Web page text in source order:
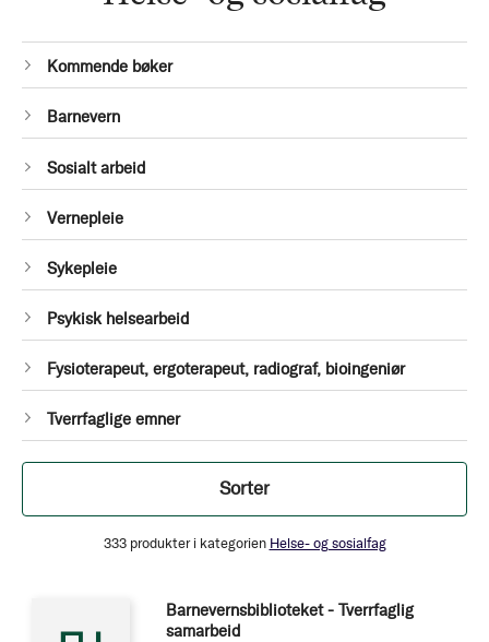
Kategorier
Kommende bøker
Barnevern
Sosialt arbeid
Vernepleie
Sykepleie
Psykisk helsearbeid
Fysioterapeut, ergoterapeut, radiograf, bioingeniør
Tverrfaglige emner
Sorter
333produkter i kategorien Helse- og sosialfag
Barnevernsbiblioteket - Tverrfaglig
samarbeid